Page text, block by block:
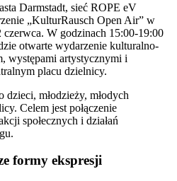
Darmstadt, sieć ROPE eV
„KulturRausch Open Air” w
W godzinach 15:00-19:00
otwarte wydarzenie kulturalno-
występami artystycznymi i
placu dzielnicy.
młodzieży, młodych
Celem jest połączenie
społecznych i działań
formy ekspresji